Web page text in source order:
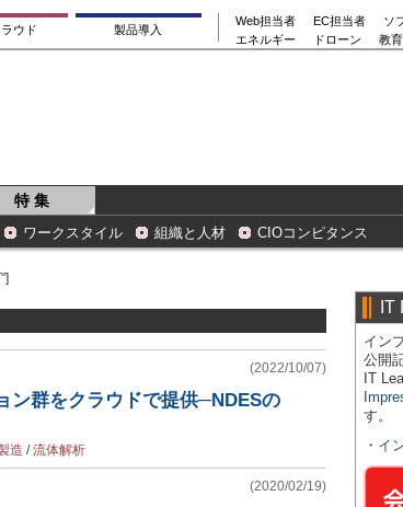
ウド 製品導入
Web担当者 EC担当者
ソ
エネルギー
ドローン 教
特 集
ワークスタイル 組織と人材 CIOコンピタンス
(2022/10/07)
ン群をクラウドで提供─NDESの
造 /流体解析
(2020/02/19)
IT
イン
公開
IT
す。
・ イ